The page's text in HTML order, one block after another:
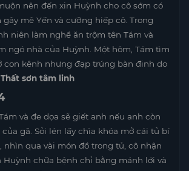
nên đến xin Huỳnh cho cô sớm có
mê Yến và cưỡng hiếp cô. Trong
niên làm nghề ăn trộm tên Tám và
ngó nhà của Huỳnh. Một hôm, Tám tìm
con kênh nhưng đạp trúng bàn đinh do
Thất sơn tâm linh
và đe dọa sẽ giết anh nếu anh còn
của gã. Sỏi lén lấy chìa khóa mở cái tủ bí
nhìn qua vài món đồ trong tủ, cô nhận
Huỳnh chữa bệnh chỉ bằng mánh lới và